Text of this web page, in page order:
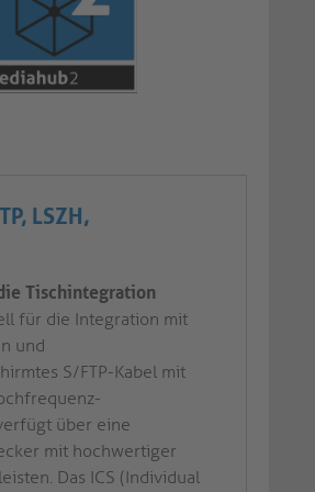
LSZH,
Tischintegration
für die Integration mit
und
S/FTP-Kabel mit
über eine
mit hochwertiger
Das ICS (Individual